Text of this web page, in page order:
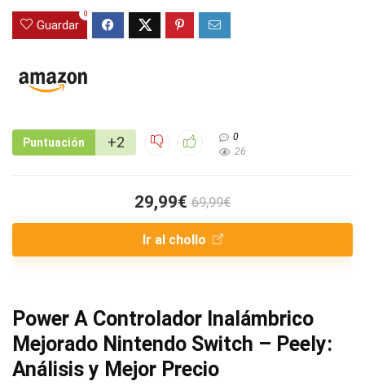
Guardar
0
Puntuación +2
0
26
29,99€ 69,99€
Ir al chollo
Power A Controlador Inalámbrico
Mejorado Nintendo Switch – Peely:
Análisis y Mejor Precio